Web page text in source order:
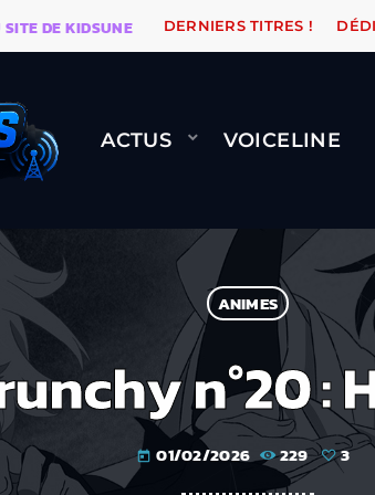
KIDSUNE WARÉTRO ORANGE
DERNIERS TITRES !
ACTUS VOICELINE
ANIMES
n°20 :
today 01/02/2026 229 3